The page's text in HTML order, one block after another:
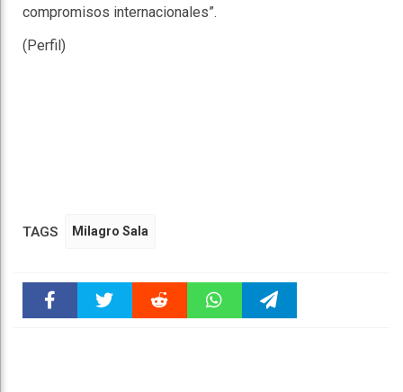
compromisos internacionales”.
(Perfil)
TAGS Milagro Sala